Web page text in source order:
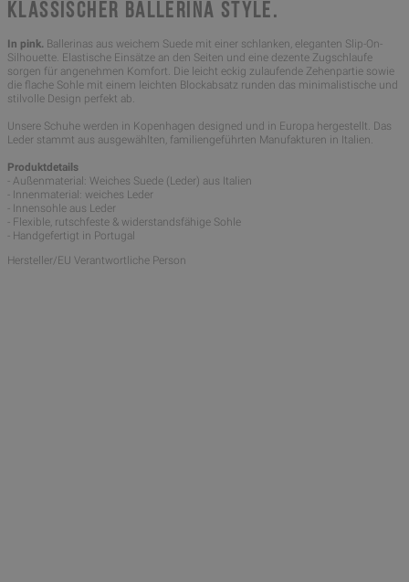
KLASSISCHER BALLERINA STYLE.
In pink. Ballerinas aus weichem Suede mit einer schlanken, eleganten Slip-On-
Silhouette. Elastische Einsätze an den Seiten und eine dezente Zugschlaufe
sorgen für angenehmen Komfort. Die leicht eckig zulaufende Zehenpartie sowie
die flache Sohle mit einem leichten Blockabsatz runden das minimalistische und
stilvolle Design perfekt ab.
Unsere Schuhe werden in Kopenhagen designed und in Europa hergestellt. Das
Leder stammt aus ausgewählten, familiengeführten Manufakturen in Italien.
Produktdetails
- Außenmaterial: Weiches Suede (Leder) aus Italien
- Innenmaterial: weiches Leder
- Innensohle aus Leder
- Flexible, rutschfeste & widerstandsfähige Sohle
- Handgefertigt in Portugal
Hersteller/EU Verantwortliche Person